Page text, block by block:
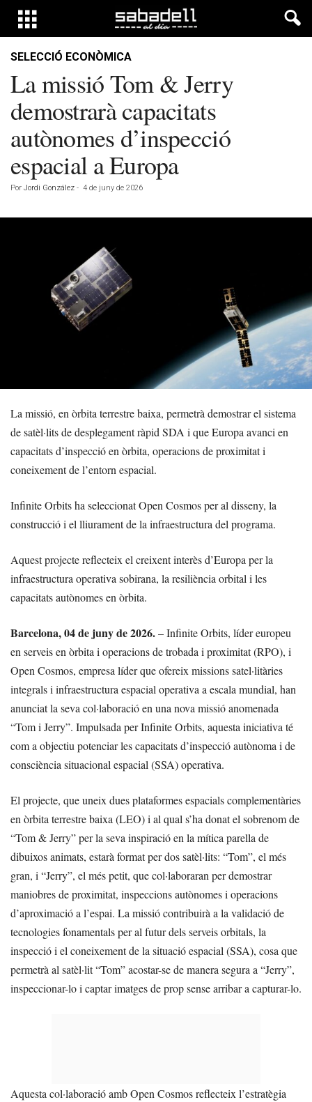
SELECCIÓ ECONÒMICA
La missió Tom & Jerry
demostrarà capacitats
autònomes d’inspecció
espacial a Europa
Por Jordi González - 4 de juny de 2026
La missió, en òrbita terrestre baixa, permetrà demostrar el sistema
de satèl·lits de desplegament ràpid SDA i que Europa avanci en
capacitats d’inspecció en òrbita, operacions de proximitat i
coneixement de l’entorn espacial.
Infinite Orbits ha seleccionat Open Cosmos per al disseny, la
construcció i el lliurament de la infraestructura del programa.
Aquest projecte reflecteix el creixent interès d’Europa per la
infraestructura operativa sobirana, la resiliència orbital i les
capacitats autònomes en òrbita.
Barcelona, 04 de juny de 2026.– Infinite Orbits, líder europeu
en serveis en òrbita i operacions de trobada i proximitat (RPO), i
Open Cosmos, empresa líder que ofereix missions satel·litàries
integrals i infraestructura espacial operativa a escala mundial, han
anunciat la seva col·laboració en una nova missió anomenada
“Tom i Jerry”. Impulsada per Infinite Orbits, aquesta iniciativa té
com a objectiu potenciar les capacitats d’inspecció autònoma i de
consciència situacional espacial (SSA) operativa.
El projecte, que uneix dues plataformes espacials complementàries
en òrbita terrestre baixa (LEO) i al qual s’ha donat el sobrenom de
“Tom & Jerry” per la seva inspiració en la mítica parella de
dibuixos animats, estarà format per dos satèl·lits: “Tom”, el més
gran, i “Jerry”, el més petit, que col·laboraran per demostrar
maniobres de proximitat, inspeccions autònomes i operacions
d’aproximació a l’espai. La missió contribuirà a la validació de
tecnologies fonamentals per al futur dels serveis orbitals, la
inspecció i el coneixement de la situació espacial (SSA), cosa que
permetrà al satèl·lit “Tom” acostar-se de manera segura a “Jerry”,
inspeccionar-lo i captar imatges de prop sense arribar a capturar-lo.
Aquesta col·laboració amb Open Cosmos reflecteix l’estratègia